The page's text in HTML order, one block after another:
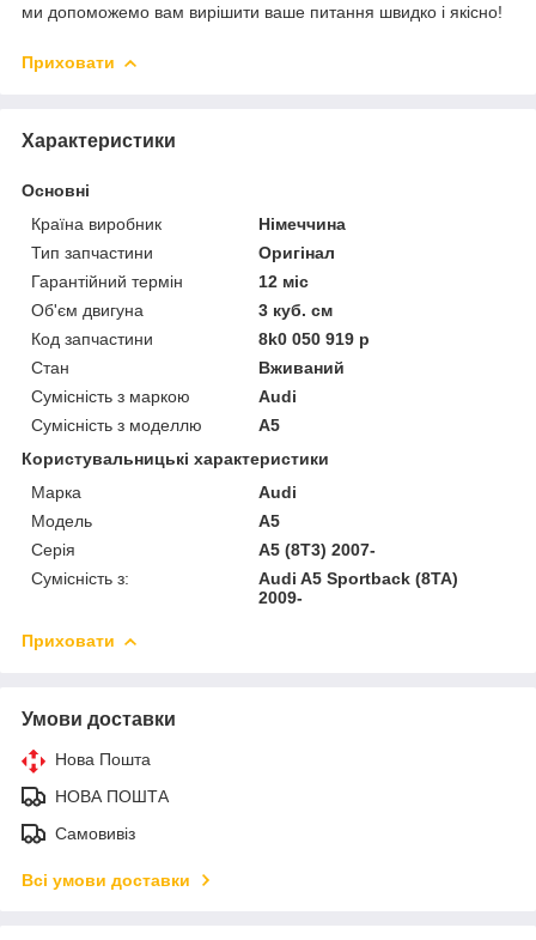
ми допоможемо вам вирішити ваше питання швидко і якісно!
Приховати
Характеристики
Основні
Країна виробник
Німеччина
Тип запчастини
Оригінал
Гарантійний термін
12 міс
Об'єм двигуна
3 куб. см
Код запчастини
8k0 050 919 p
Стан
Вживаний
Сумісність з маркою
Audi
Сумісність з моделлю
A5
Користувальницькі характеристики
Марка
Audi
Модель
A5
Серія
A5 (8T3) 2007-
Сумісність з:
Audi A5 Sportback (8TA)
2009-
Приховати
Умови доставки
Нова Пошта
НОВА ПОШТА
Самовивіз
Всі умови доставки